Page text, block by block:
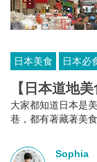
日本美食 日本必
【日本道地
大家都知道日本是
巷，都有著藏著美
Sophia